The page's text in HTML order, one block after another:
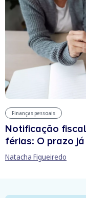
Finanças pessoais
Notificação
férias: O prazo
Natacha Figueiredo